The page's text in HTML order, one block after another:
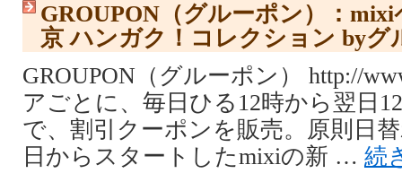
GROUPON（グルーポン）：
京 ハンガク！コレクション byグ
GROUPON（グルーポン） http://
アごとに、毎日ひる12時から翌日
で、割引クーポンを販売。原則日
日からスタートしたmixiの新 … 続